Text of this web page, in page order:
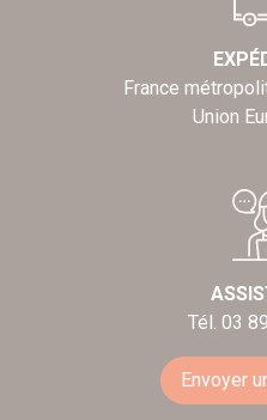
France
Union
Tél. 03
Envoyer